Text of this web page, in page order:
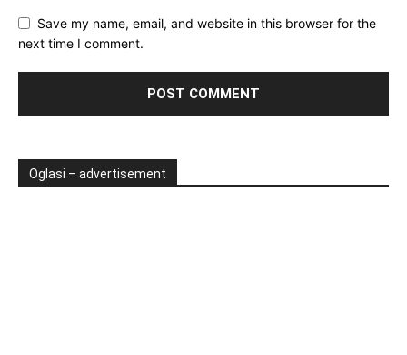
Save my name, email, and website in this browser for the
next time I comment.
Oglasi – advertisement